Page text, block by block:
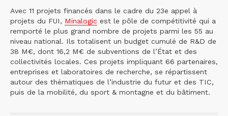
Avec 11 projets financés dans le cadre du 23e appel à
projets du FUI, Minalogic est le pôle de compétitivité qui a
remporté le plus grand nombre de projets parmi les 55 au
niveau national. Ils totalisent un budget cumulé de R&D de
38 M€, dont 16,2 M€ de subventions de l’État et des
collectivités locales. Ces projets impliquant 66 partenaires,
entreprises et laboratoires de recherche, se répartissent
autour des thématiques de l’industrie du futur et des TIC,
puis de la mobilité, du sport & montagne et du bâtiment.